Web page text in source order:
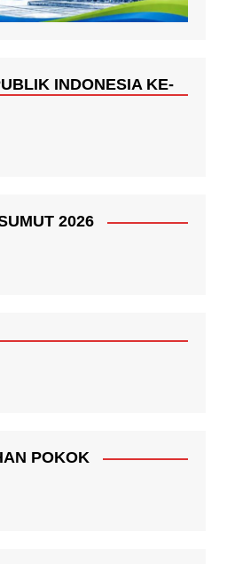
INDONESIA KE-
2026
POKOK